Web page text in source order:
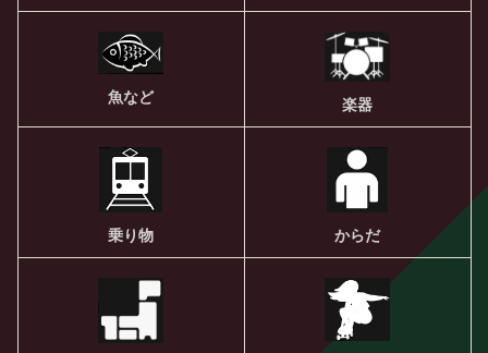
魚など 楽器
乗り物 からだ